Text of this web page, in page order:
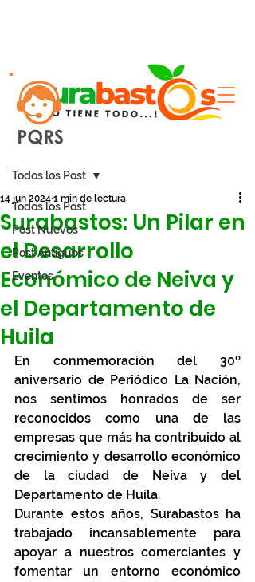
Entrada
Todos los Post
Post Nuevos
Post Antiguos
Eventos
Todos los Post
Surabastos: Un Pilar en
el Desarrollo
Económico de Neiva y
el Departamento de
Huila
14 jun 2024 1 min de lectura
En conmemoración del 30º
aniversario de Periódico La Nación,
nos sentimos honrados de ser
reconocidos como una de las
empresas que más ha contribuido al
crecimiento y desarrollo económico
de la ciudad de Neiva y del
Departamento de Huila.
Durante estos años, Surabastos ha
trabajado incansablemente para
apoyar a nuestros comerciantes y
fomentar un entorno económico